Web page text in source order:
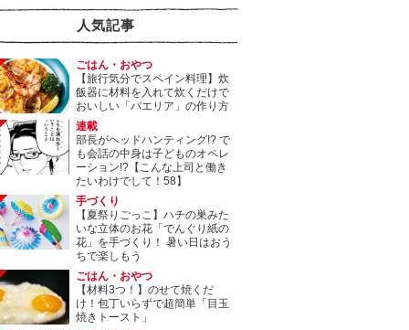
人気記事
ごはん・おやつ
【旅行気分でスペイン料理】炊
飯器に材料を入れて炊くだけで
おいしい「パエリア」の作り方
連載
部長がヘッドハンティング!? で
も会話の中身は子どものオペレ
ーション!?【こんな上司と働き
たいわけでして！58】
手づくり
【夏祭りごっこ】ハチの巣みた
いな立体のお花「でんぐり紙の
花」を手づくり！ 暑い日はおう
ちで楽しもう
ごはん・おやつ
【材料3つ！】のせて焼くだ
け！包丁いらずで超簡単「目玉
焼きトースト」